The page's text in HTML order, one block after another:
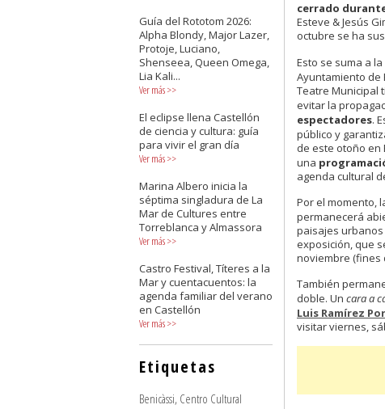
Guía del Rototom 2026:
Alpha Blondy, Major Lazer,
Protoje, Luciano,
Shenseea, Queen Omega,
Lia Kali...
Ver más>>
El eclipse llena Castellón
de ciencia y cultura: guía
para vivir el gran día
Ver más>>
Marina Albero inicia la
séptima singladura de La
Mar de Cultures entre
Torreblanca y Almassora
Ver más>>
Castro Festival, Títeres a la
Mar y cuentacuentos: la
agenda familiar del verano
en Castellón
Ver más>>
Etiquetas
Benicàssi, Centro Cultural
cerrado
Esteve & Jesús
octubre se ha
Esto se suma a la
Ayuntamiento de
Teatre Municipal
evitar la
espectadores.
público y
de este otoño en
una
agenda cultural
Por el momento,
permanecerá
paisajes
exposición, que
noviembre (fines
También
doble. Un cara a
Luis Ramírez
visitar viernes,